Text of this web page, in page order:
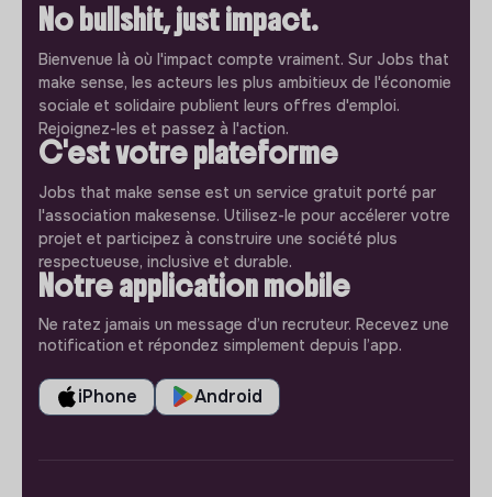
No bullshit, just impact.
Bienvenue là où l'impact compte vraiment. Sur Jobs that
make sense, les acteurs les plus ambitieux de l'économie
sociale et solidaire publient leurs offres d'emploi.
Rejoignez-les et passez à l'action.
C'est votre plateforme
Jobs that make sense est un service gratuit porté par
l'association makesense. Utilisez-le pour accélerer votre
projet et participez à construire une société plus
respectueuse, inclusive et durable.
Notre application mobile
Ne ratez jamais un message d’un recruteur. Recevez une
notification et répondez simplement depuis l’app.
iPhone Android